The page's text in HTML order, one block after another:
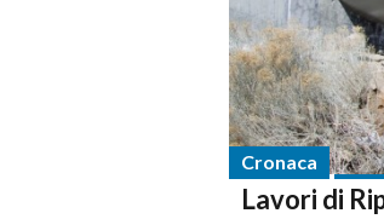
Cronaca
Lavori di